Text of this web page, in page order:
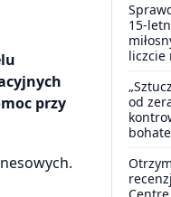
przy
15-
liczcie
od